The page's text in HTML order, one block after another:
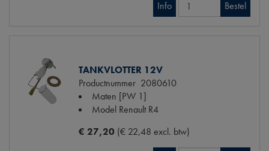
Info Bestel
TANKVLOTTER 12V
Productnummer 2080610
Maten [PW 1]
Model Renault R4
€ 27,20 (€ 22,48 excl. btw)